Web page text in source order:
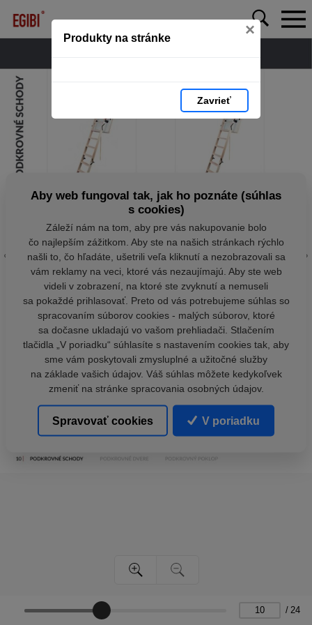
Produkty na stránke ×
Zavrieť
/ 24
Aby web fungoval tak, jak ho poznáte (súhlas
s cookies)
Záleží nám na tom, aby pre vás nakupovanie bolo
čo najlepším zážitkom. Aby ste na našich stránkach rýchlo
našli to, čo hľadáte, ušetrili veľa kliknutí a nezobrazovali sa
vám reklamy na veci, ktoré vás nezaujímajú. Aby ste web
videli v zobrazení, na ktoré ste zvyknutí a nemuseli
sa pokaždé prihlasovať. Preto od vás potrebujeme súhlas so
spracovaním súborov cookies - malých súborov, ktoré
sa dočasne ukladajú vo vašom prehliadači. Stlačením
tlačidla „V poriadku“ súhlasíte s nastavením cookies tak, aby
sme vám poskytovali zmysluplné a užitočné služby
na základe vašich údajov. Váš súhlas môžete kedykoľvek
zmeniť na stránke spracovania osobných údajov.
Spravovať cookies V poriadku